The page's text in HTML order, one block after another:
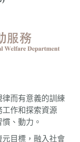
律而有意義的訓練
作和探索資源
、動力。
目標，融入社會